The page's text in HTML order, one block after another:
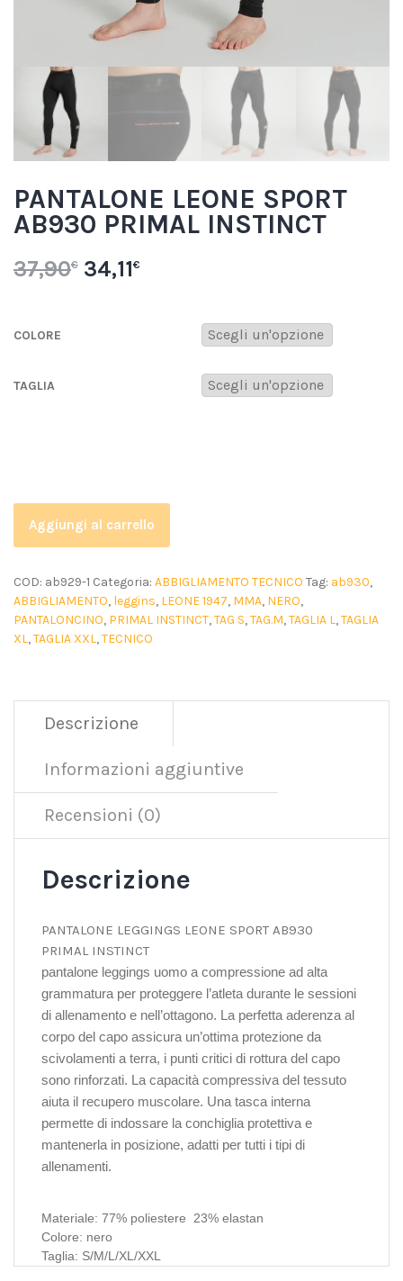
PANTALONE LEONE SPORT
AB930 PRIMAL INSTINCT
37,90€ 34,11€
COLORE
TAGLIA
Aggiungi al carrello
COD: ab929-1 Categoria: ABBIGLIAMENTO TECNICO Tag: ab930,
ABBIGLIAMENTO, leggins, LEONE 1947, MMA, NERO,
PANTALONCINO, PRIMAL INSTINCT,TAG S,TAG.M,TAGLIA L,TAGLIA
XL,TAGLIA XXL,TECNICO
Descrizione
Informazioni aggiuntive
Recensioni (0)
Descrizione
PANTALONE LEGGINGS LEONE SPORT AB930
PRIMAL INSTINCT
pantalone leggings uomo a compressione ad alta
grammatura per proteggere l’atleta durante le sessioni
di allenamento e nell’ottagono. La perfetta aderenza al
corpo del capo assicura un’ottima protezione da
scivolamenti a terra, i punti critici di rottura del capo
sono rinforzati. La capacità compressiva del tessuto
aiuta il recupero muscolare. Una tasca interna
permette di indossare la conchiglia protettiva e
mantenerla in posizione, adatti per tutti i tipi di
allenamenti.
Materiale: 77% poliestere 23% elastan
Colore: nero
Taglia: S/M/L/XL/XXL